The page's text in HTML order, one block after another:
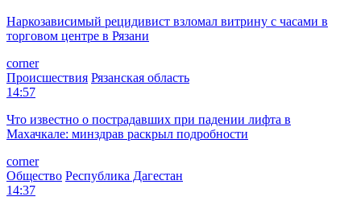
Наркозависимый рецидивист взломал витрину с часами в
торговом центре в Рязани
corner
Происшествия Рязанская область
14:57
Что известно о пострадавших при падении лифта в
Махачкале: минздрав раскрыл подробности
corner
Общество Республика Дагестан
14:37